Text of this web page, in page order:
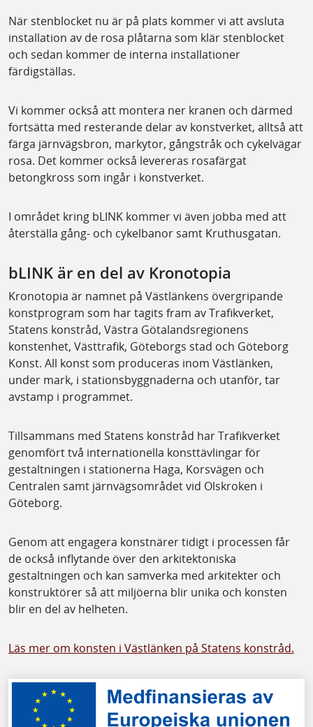
När stenblocket nu är på plats kommer vi att avsluta
installation av de rosa plåtarna som klär stenblocket
och sedan kommer de interna installationer
färdigställas.
Vi kommer också att montera ner kranen och därmed
fortsätta med resterande delar av konstverket, alltså att
färga järnvägsbron, markytor, gångstråk och cykelvägar
rosa. Det kommer också levereras rosafärgat
betongkross som ingår i konstverket.
I området kring bLINK kommer vi även jobba med att
återställa gång- och cykelbanor samt Kruthusgatan.
bLINK är en del av Kronotopia
Kronotopia är namnet på Västlänkens övergripande
konstprogram som har tagits fram av Trafikverket,
Statens konstråd, Västra Götalandsregionens
konstenhet, Västtrafik, Göteborgs stad och Göteborg
Konst. All konst som produceras inom Västlänken,
under mark, i stationsbyggnaderna och utanför, tar
avstamp i programmet.
Tillsammans med Statens konstråd har Trafikverket
genomfört två internationella konsttävlingar för
gestaltningen i stationerna Haga, Korsvägen och
Centralen samt järnvägsområdet vid Olskroken i
Göteborg.
Genom att engagera konstnärer tidigt i processen får
de också inflytande över den arkitektoniska
gestaltningen och kan samverka med arkitekter och
konstruktörer så att miljöerna blir unika och konsten
blir en del av helheten.
Läs mer om konsten i Västlänken på Statens konstråd.